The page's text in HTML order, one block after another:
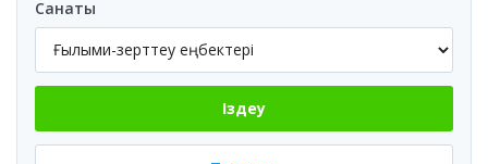
Санаты
Іздеу